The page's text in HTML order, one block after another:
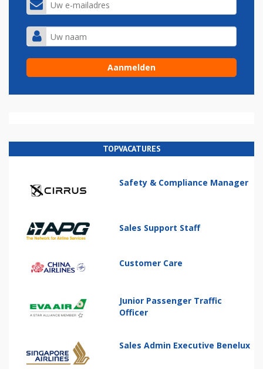
TOPVACATURES
Safety & Compliance Manager
Sales Support Staff
Customer Care
Junior Passenger Traffic
Officer
Sales Admin Executive Benelux